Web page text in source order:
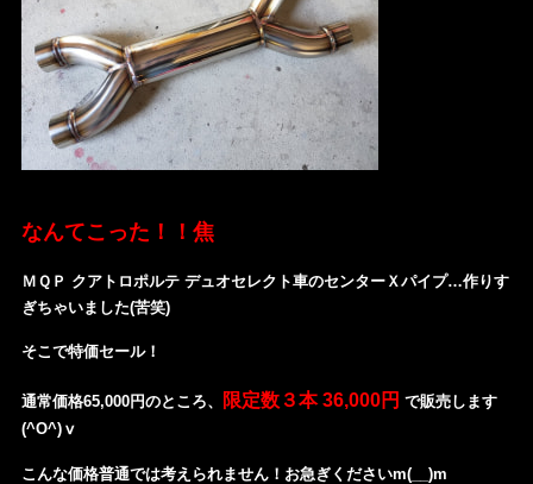
なんてこった！！焦
ＭＱＰ クアトロポルテ デュオセレクト車のセンターＸパイプ…作りす
ぎちゃいました(苦笑)
そこで特価セール！
通常価格65,000円のところ、 限定数３本 36,000円 で販売します
(^O^)ⅴ
こんな価格普通では考えられません！お急ぎくださいm(__)m